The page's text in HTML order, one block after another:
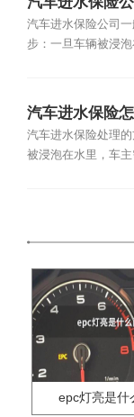
汽车进水保险公司
步：一旦车辆被浸
汽车进水保险
汽车进水保险处理
被浸泡在水里，车
epc灯亮是什